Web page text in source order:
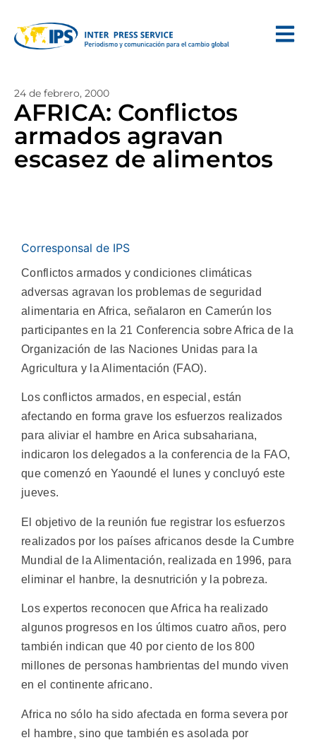
24 de febrero, 2000
AFRICA: Conflictos
armados agravan
escasez de alimentos
Corresponsal de IPS
Conflictos armados y condiciones climáticas
adversas agravan los problemas de seguridad
alimentaria en Africa, señalaron en Camerún los
participantes en la 21 Conferencia sobre Africa de la
Organización de las Naciones Unidas para la
Agricultura y la Alimentación (FAO).
Los conflictos armados, en especial, están
afectando en forma grave los esfuerzos realizados
para aliviar el hambre en Arica subsahariana,
indicaron los delegados a la conferencia de la FAO,
que comenzó en Yaoundé el lunes y concluyó este
jueves.
El objetivo de la reunión fue registrar los esfuerzos
realizados por los países africanos desde la Cumbre
Mundial de la Alimentación, realizada en 1996, para
eliminar el hanbre, la desnutrición y la pobreza.
Los expertos reconocen que Africa ha realizado
algunos progresos en los últimos cuatro años, pero
también indican que 40 por ciento de los 800
millones de personas hambrientas del mundo viven
en el continente africano.
Africa no sólo ha sido afectada en forma severa por
el hambre, sino que también es asolada por